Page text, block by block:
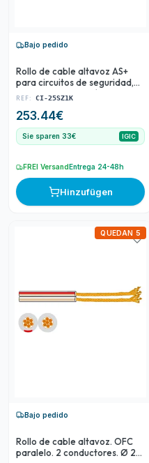
Bajo pedido
Rollo de cable altavoz AS+
para circuitos de seguridad,
EN 54. Libre de halógenos Z1.
mm2. Bobina 100
REF: CI-25SZ1K
253.44€
Sie sparen 33€ IGIC
FREI Versand Entrega 24-48h
Hinzufügen
Bajo pedido
Rollo de cable altavoz. OFC
paralelo. 2 conductores. Ø 2
QUEDAN 5